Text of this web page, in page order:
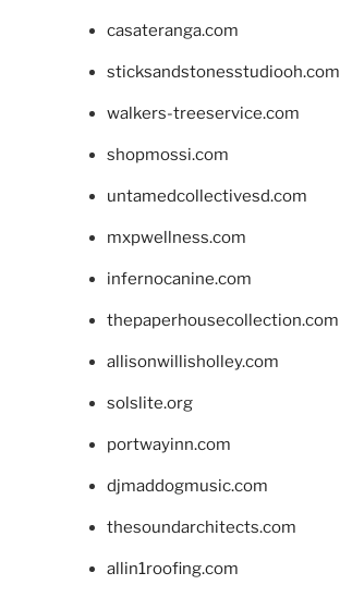
casateranga.com
sticksandstonesstudiooh.com
walkers-treeservice.com
shopmossi.com
untamedcollectivesd.com
mxpwellness.com
infernocanine.com
thepaperhousecollection.com
allisonwillisholley.com
solslite.org
portwayinn.com
djmaddogmusic.com
thesoundarchitects.com
allin1roofing.com